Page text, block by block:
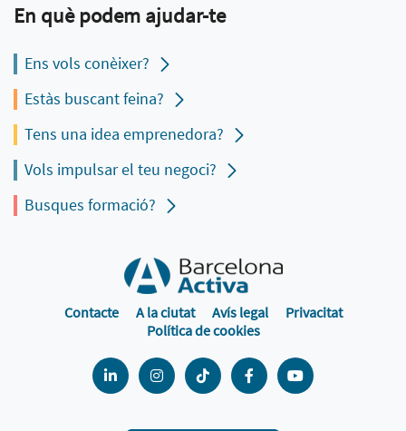
En què podem ajudar-te
Ens vols conèixer?
Estàs buscant feina?
Tens una idea emprenedora?
Vols impulsar el teu negoci?
Busques formació?
Contacte A la ciutat Avís legal
Privacitat
Política de cookies